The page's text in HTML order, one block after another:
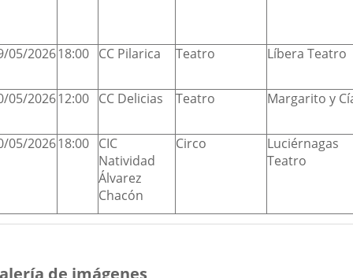
05/202618:00 CC Pilarica Teatro Líbera Teatro
05/202612:00 CC Delicias Teatro Margarito y
05/202618:00 CIC
Natividad
Álvarez
Chacón
Circo
Luciérnagas
Teatro